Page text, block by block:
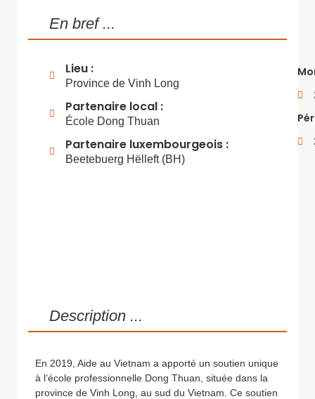
En bref ...
Lieu :
Province de Vinh Long
Partenaire local :
École Dong Thuan
Partenaire luxembourgeois :
Beetebuerg Hëlleft (BH)
Description ...
En 2019, Aide au Vietnam a apporté un soutien unique
à l’école professionnelle Dong Thuan, située dans la
province de Vinh Long, au sud du Vietnam. Ce soutien